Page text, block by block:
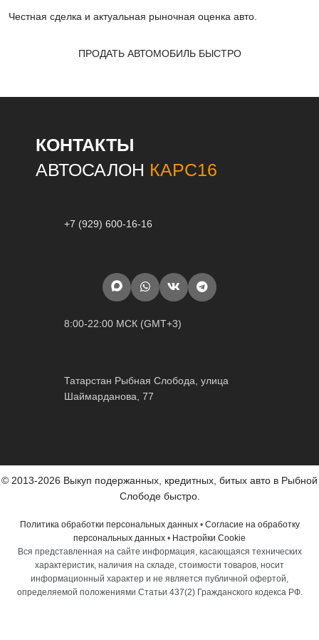
Честная сделка и актуальная рыночная оценка авто.
ПРОДАТЬ АВТОМОБИЛЬ БЫСТРО
КОНТАКТЫ
АВТОСАЛОН КАРС16
+7 (929) 600-16-16
8:00-22:00 МСК (GMT+3)
Татарстан Рыбная Слобода, улица
Шаймарданова, 77
© 2013-2026 Выкуп подержанных, кредитных, битых авто в Рыбной
Слободе быстро.
Политика обработки персональных данных• Согласие на обработку
персональных данных • Настройки Cookie
Вся представленная на сайте информация, касающаяся технических
характеристик, наличия на складе, стоимости товаров, носит
информационный характер и не является публичной офертой,
определяемой положениями Статьи 437(2) Гражданского кодекса РФ.